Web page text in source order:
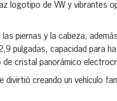
logotipo de VW y vibrantes
piernas y la cabeza,
pulgadas, capacidad para
de cristal panorámico
creando un vehículo